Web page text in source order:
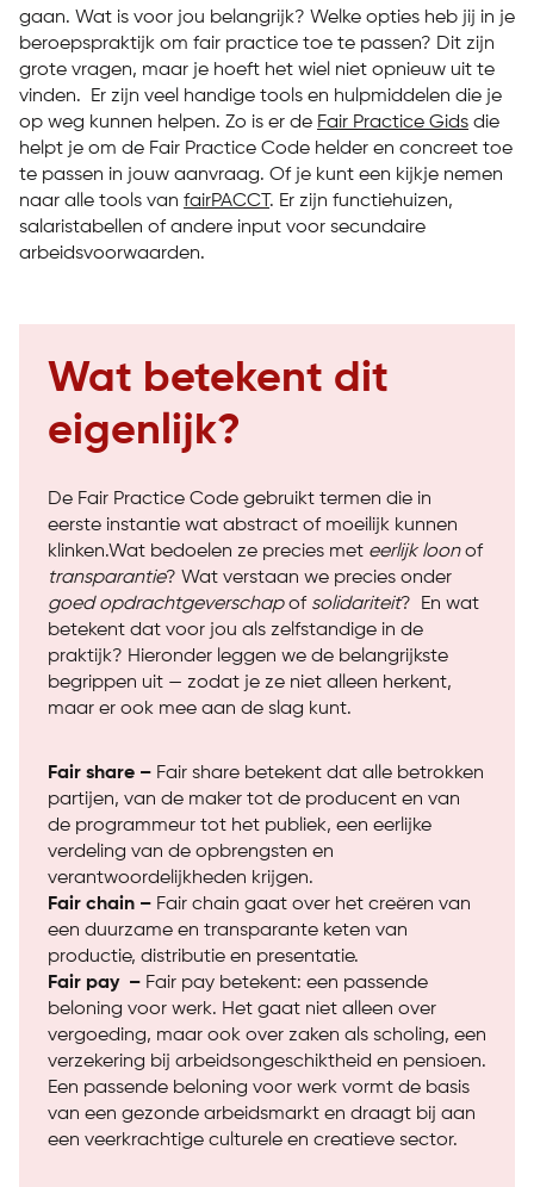
gaan. Wat is voor jou belangrijk? Welke opties heb jij in je
beroepspraktijk om fair practice toe te passen? Dit zijn
grote vragen, maar je hoeft het wiel niet opnieuw uit te
vinden. Er zijn veel handige tools en hulpmiddelen die je
op weg kunnen helpen. Zo is er de Fair Practice Gids die
helpt je om de Fair Practice Code helder en concreet toe
te passen in jouw aanvraag. Of je kunt een kijkje nemen
naar alle tools van fairPACCT. Er zijn functiehuizen,
salaristabellen of andere input voor secundaire
arbeidsvoorwaarden.
Wat betekent dit
eigenlijk?
De Fair Practice Code gebruikt termen die in
eerste instantie wat abstract of moeilijk kunnen
klinken.Wat bedoelen ze precies met eerlijk loonof
transparantie? Wat verstaan we precies onder
goed opdrachtgeverschapof solidariteit? En wat
betekent dat voor jou als zelfstandige in de
praktijk? Hieronder leggen we de belangrijkste
begrippen uit — zodat je ze niet alleen herkent,
maar er ook mee aan de slag kunt.
Fair share – Fair share betekent dat alle betrokken
partijen, van de maker tot de producent en van
de programmeur tot het publiek, een eerlijke
verdeling van de opbrengsten en
verantwoordelijkheden krijgen.
Fair chain – Fair chain gaat over het creëren van
een duurzame en transparante keten van
productie, distributie en presentatie.
Fair pay – Fair pay betekent: een passende
beloning voor werk. Het gaat niet alleen over
vergoeding, maar ook over zaken als scholing, een
verzekering bij arbeidsongeschiktheid en pensioen.
Een passende beloning voor werk vormt de basis
van een gezonde arbeidsmarkt en draagt bij aan
een veerkrachtige culturele en creatieve sector.